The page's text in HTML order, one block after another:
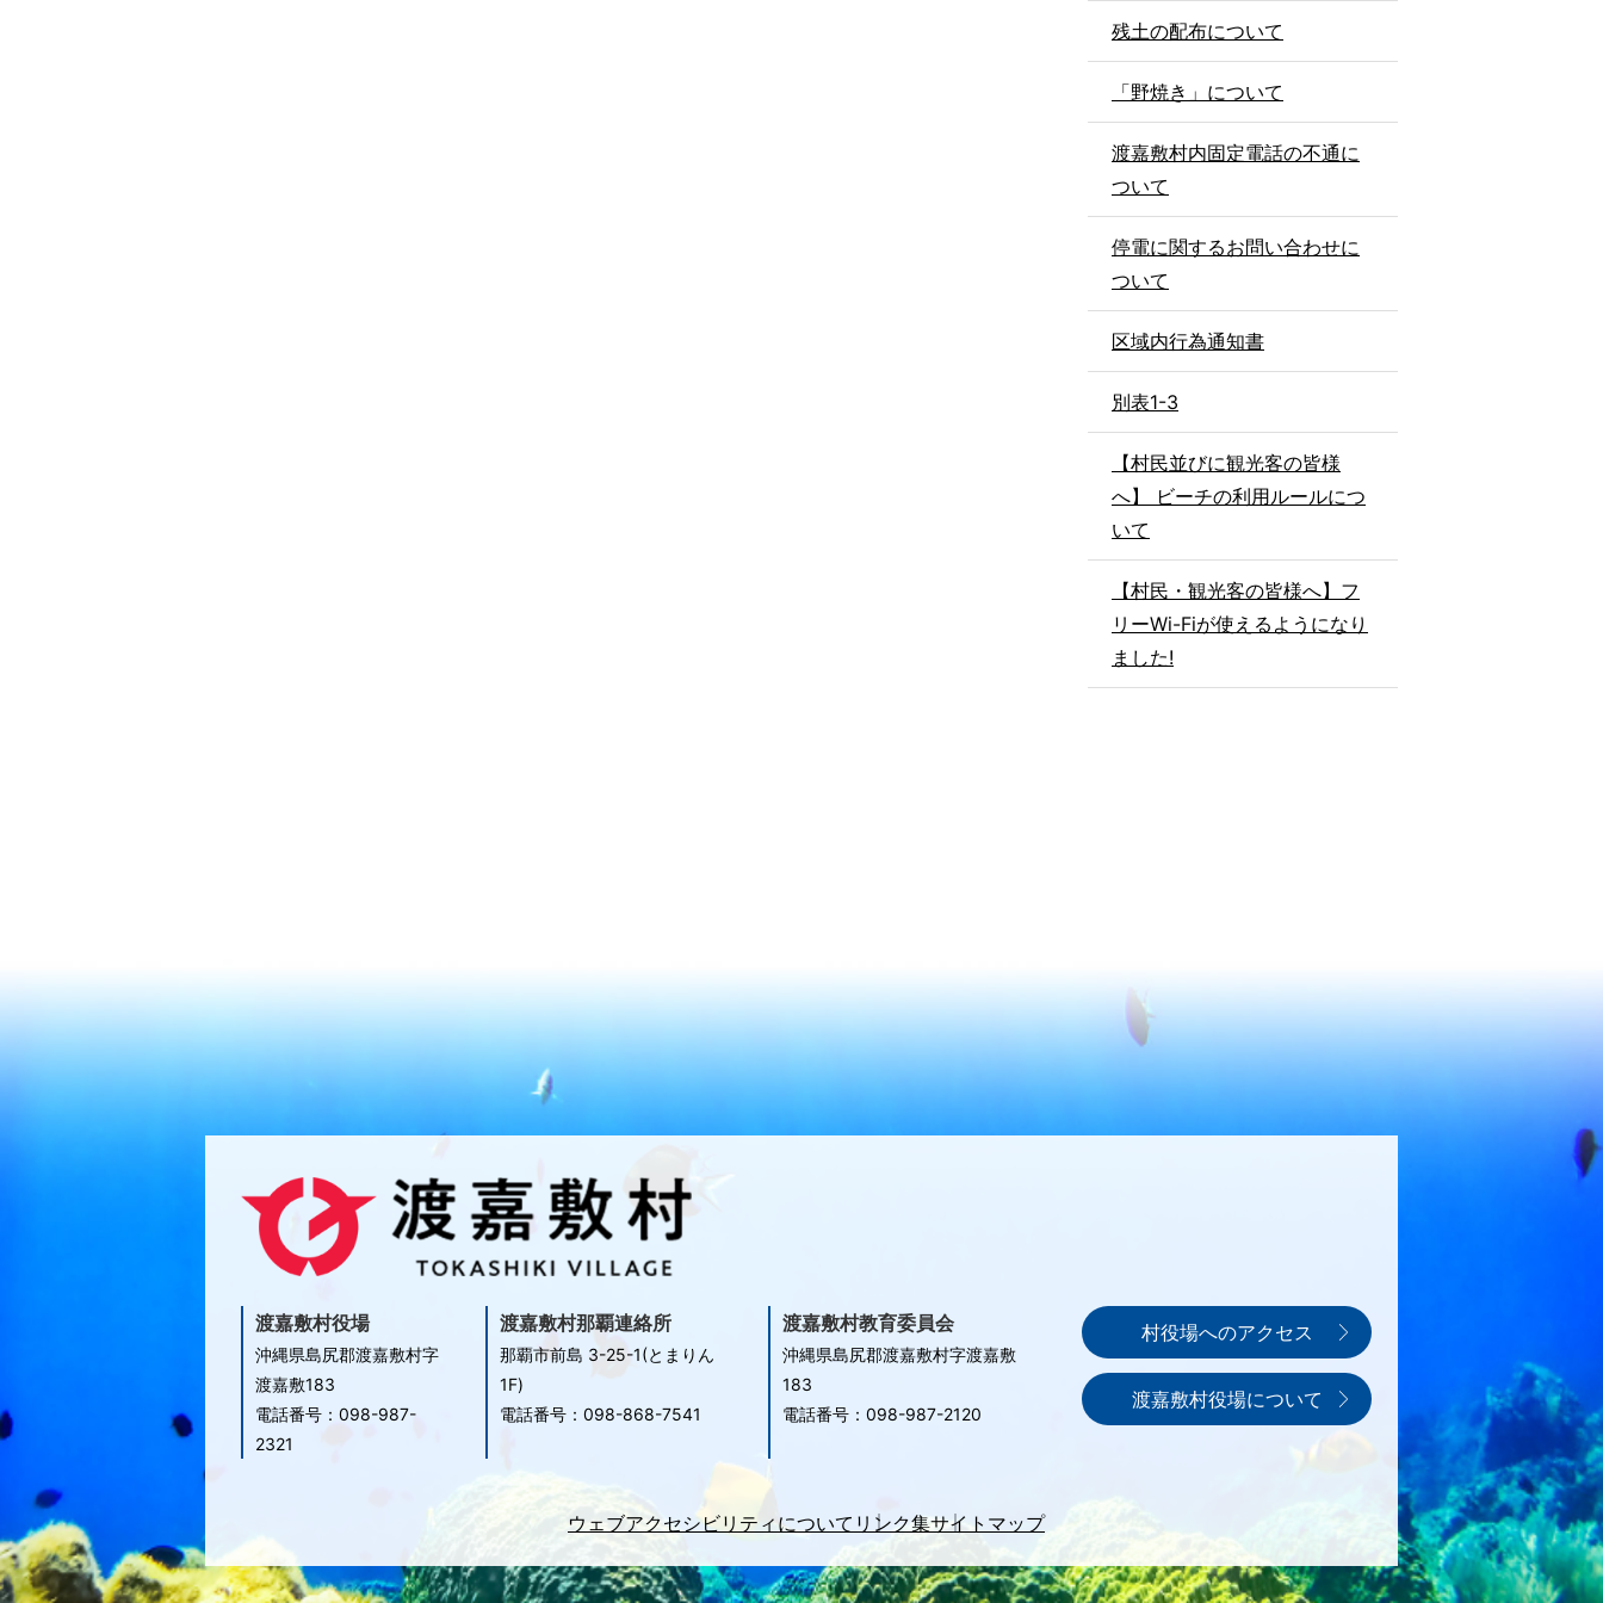
残土の配布について
「野焼き」について
渡嘉敷村内固定電話の不通に
ついて
停電に関するお問い合わせに
ついて
区域内行為通知書
別表1-3
【村民並びに観光客の皆様
へ】 ビーチの利用ルールにつ
いて
【村民・観光客の皆様へ】フ
リーWi-Fiが使えるようになり
ました!
渡嘉敷村役場
沖縄県島尻郡渡嘉敷村字
渡嘉敷183
電話番号：098-987-
2321
渡嘉敷村那覇連絡所
那覇市前島 3-25-1(とまりん
1F)
電話番号：098-868-7541
渡嘉敷村教育委員会
沖縄県島尻郡渡嘉敷村字渡嘉敷
183
電話番号：098-987-2120
村役場へのアクセス
渡嘉敷村役場について
ウェブアクセシビリティについて リンク集サイトマップ